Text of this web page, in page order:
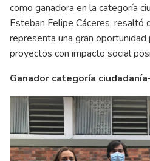
como ganadora en la categoría
Esteban Felipe Cáceres, resaltó
representa una gran
proyectos con impacto social
Ganador categoría